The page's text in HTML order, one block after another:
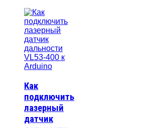
Как
подключить
лазерный
датчик